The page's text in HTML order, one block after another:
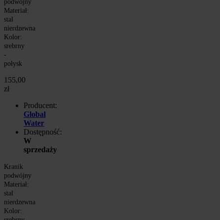
podwójny
Materiał:
stal
nierdzewna
Kolor:
srebrny
-
połysk
155,00
zł
Producent:
Global
Water
Dostępność:
W
sprzedaży
Kranik
podwójny
Materiał:
stal
nierdzewna
Kolor: